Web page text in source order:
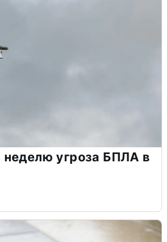
неделю угроза БПЛА в